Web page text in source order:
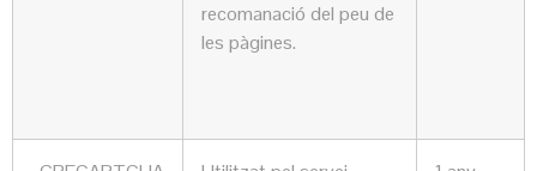
recomanació del peu de
les pàgines.